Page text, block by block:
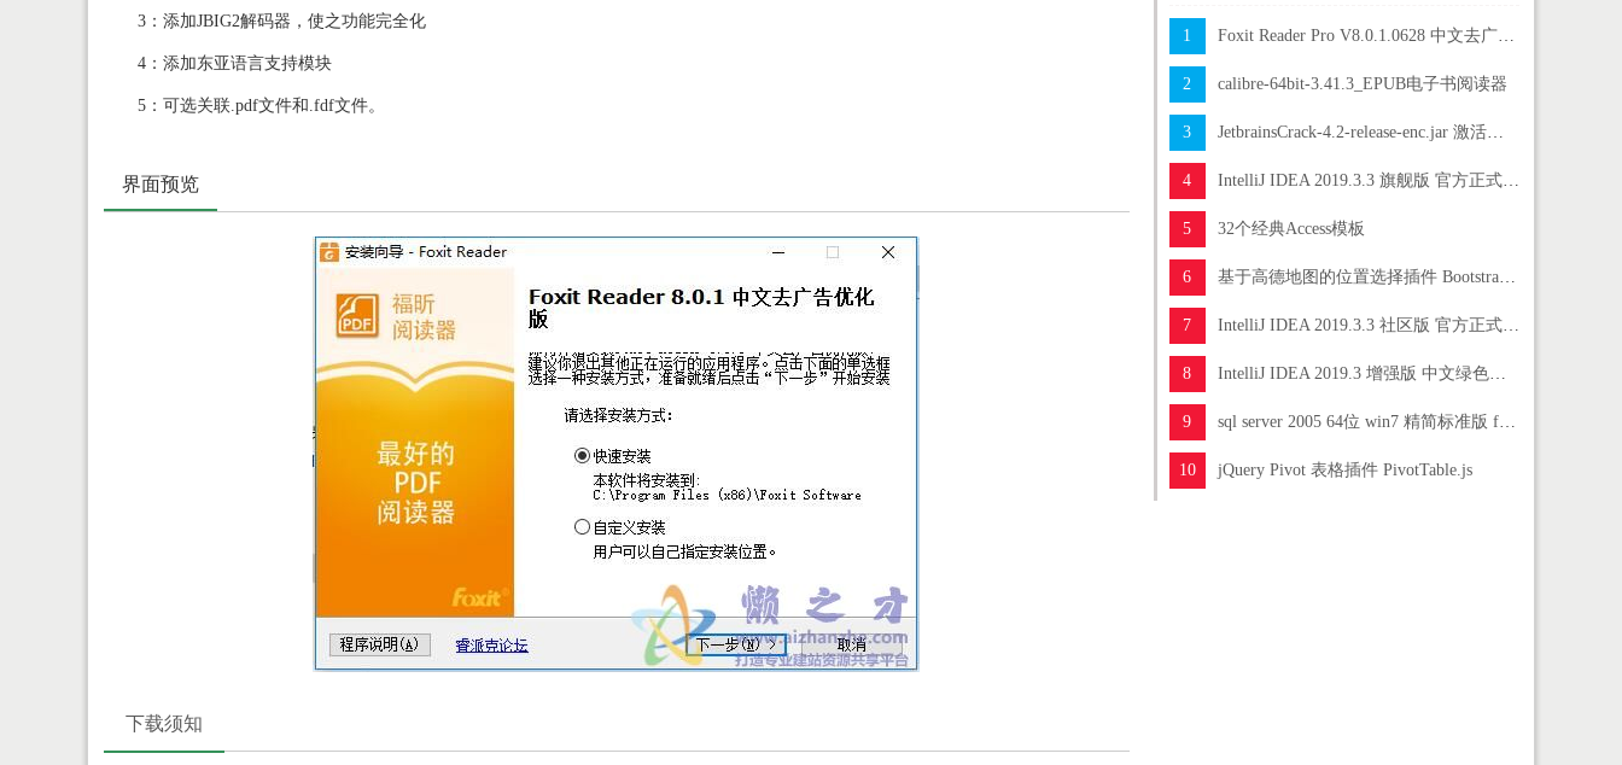
3：添加JBIG2解码器，使之功能完全化
4：添加东亚语言支持模块
5：可选关联.pdf文件和.fdf文件。
界面预览
下载须知
1 Foxit Reader Pro V8.0.1.0628 中文去广告优化版 小巧PDF文档阅读软件
2 calibre-64bit-3.41.3_EPUB电子书阅读器
3 JetbrainsCrack-4.2-release-enc.jar 激活补丁包 最新版(附激活方法+注册码)[3.83MB]
4 IntelliJ IDEA 2019.3.3 旗舰版 官方正式版(附汉化包+激活码+汉化激活方法)[1.32GB]
5 32个经典Access模板
6 基于高德地图的位置选择插件 Bootstrap-AMapPositionPicker
7 IntelliJ IDEA 2019.3.3 社区版 官方正式版(附汉化包+汉化激活方法+破解补丁)[1.69GB]
8 IntelliJ IDEA 2019.3 增强版 中文绿色旗舰版(附汉化包+激活补丁+破解方法)[791.46MB]
9 sql server 2005 64位 win7 精简标准版 for32&amp;64位
10 jQuery Pivot 表格插件 PivotTable.js